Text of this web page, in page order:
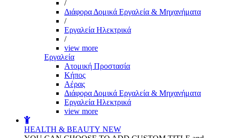
/
Διάφορα Δομικά Εργαλεία & Μηχανήματα
/
Εργαλεία Ηλεκτρικά
/
view more
Εργαλεία
Aτομική Προστασία
Kήπος
Αέρας
Διάφορα Δομικά Εργαλεία & Μηχανήματα
Εργαλεία Ηλεκτρικά
view more
HEALTH & BEAUTY NEW